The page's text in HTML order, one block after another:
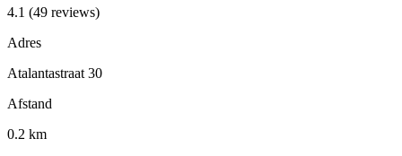
4.1 (49 reviews)
Adres
Atalantastraat 30
Afstand
0.2 km